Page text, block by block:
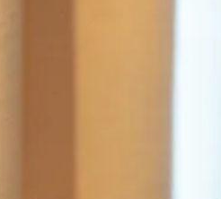
sobre a categoria do serviço Uber